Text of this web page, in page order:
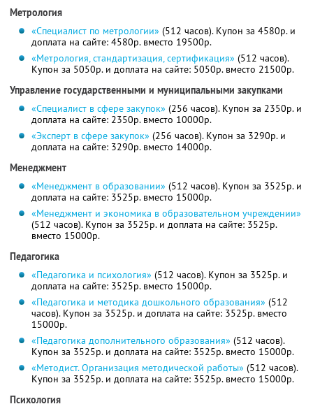
Метрология
«Специалист по метрологии» (512 часов). Купон за 4580р. и
доплата на сайте: 4580р. вместо 19500р.
«Метрология, стандартизация, сертификация» (512 часов).
Купон за 5050р. и доплата на сайте: 5050р. вместо 21500р.
Управление государственными и муниципальными закупками
«Специалист в сфере закупок» (256 часов). Купон за 2350р. и
доплата на сайте: 2350р. вместо 10000р.
«Эксперт в сфере закупок» (256 часов). Купон за 3290р. и
доплата на сайте: 3290р. вместо 14000р.
Менеджмент
«Менеджмент в образовании» (512 часов). Купон за 3525р. и
доплата на сайте: 3525р. вместо 15000р.
«Менеджмент и экономика в образовательном учреждении»
(512 часов). Купон за 3525р. и доплата на сайте: 3525р.
вместо 15000р.
Педагогика
«Педагогика и психология» (512 часов). Купон за 3525р. и
доплата на сайте: 3525р. вместо 15000р.
«Педагогика и методика дошкольного образования» (512
часов). Купон за 3525р. и доплата на сайте: 3525р. вместо
15000р.
«Педагогика дополнительного образования» (512 часов).
Купон за 3525р. и доплата на сайте: 3525р. вместо 15000р.
«Методист. Организация методической работы» (512 часов).
Купон за 3525р. и доплата на сайте: 3525р. вместо 15000р.
Психология